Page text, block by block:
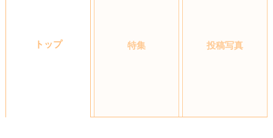
トップ 特集 投稿写真